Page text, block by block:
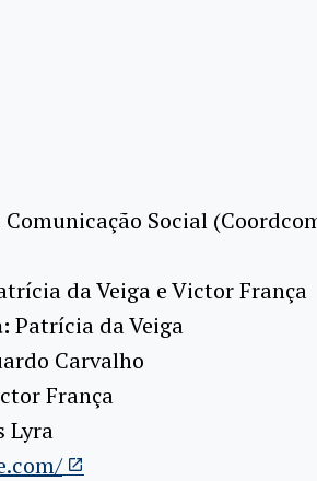
Social
da Veiga e Victor França
Patrícia da Veiga
Carvalho
França
Lyra